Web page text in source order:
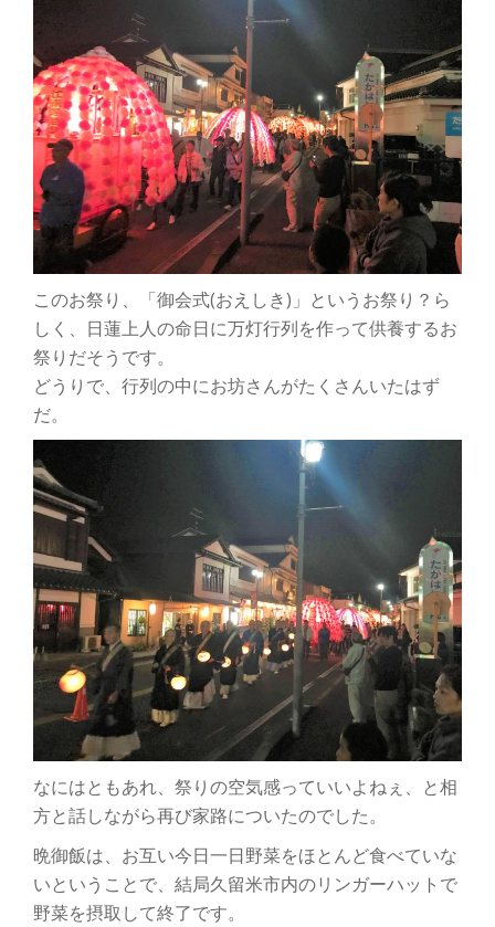
このお祭り、「御会式(おえしき)」というお祭り？ら
しく、日蓮上人の命日に万灯行列を作って供養するお
祭りだそうです。
どうりで、行列の中にお坊さんがたくさんいたはず
だ。
なにはともあれ、祭りの空気感っていいよねぇ、と相
方と話しながら再び家路についたのでした。
晩御飯は、お互い今日一日野菜をほとんど食べていな
いということで、結局久留米市内のリンガーハットで
野菜を摂取して終了です。